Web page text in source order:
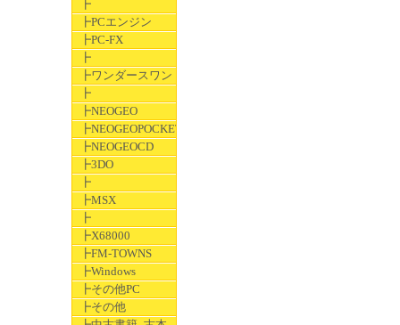
┣
┣PCエンジン
┣PC-FX
┣
┣ワンダースワン
┣
┣NEOGEO
┣NEOGEOPOCKET
┣NEOGEOCD
┣3DO
┣
┣MSX
┣
┣X68000
┣FM-TOWNS
┣Windows
┣その他PC
┣その他